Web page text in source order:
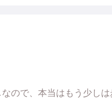
ので、本当はもう少し